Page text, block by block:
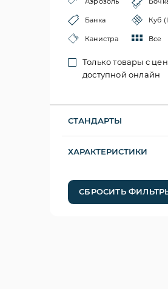
Банка Куб
Канистра Все
Только товары с
доступной онлайн
СТАНДАРТЫ
ХАРАКТЕРИСТИКИ
СБРОСИТЬ